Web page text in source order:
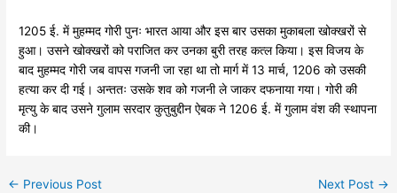
1205 ई. में मुहम्मद गोरी पुनः भारत आया और इस बार उसका मुकाबला खोक्खरों से
हुआ। उसने खोक्खरों को पराजित कर उनका बुरी तरह कत्ल किया। इस विजय के
बाद मुहम्मद गोरी जब वापस गजनी जा रहा था तो मार्ग में 13 मार्च, 1206 को उसकी
हत्या कर दी गई। अन्ततः उसके शव को गजनी ले जाकर दफनाया गया। गोरी की
मृत्यु के बाद उसने गुलाम सरदार कुतुबुद्दीन ऐबक ने 1206 ई. में गुलाम वंश की स्थापना
की।
← Previous Post Next Post →